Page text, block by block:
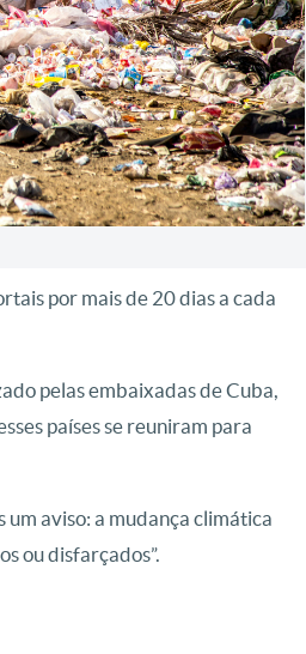
por mais de 20 dias a cada
pelas embaixadas de Cuba,
países se reuniram para
aviso: a mudança climática
ou disfarçados”.